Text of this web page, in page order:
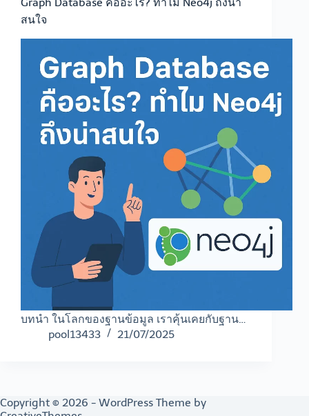
สนใจ
บทนำ ในโลกของฐานข้อมูล เราคุ้นเคยกับฐาน…
pool13433
21/07/2025
Copyright © 2026 - WordPress Theme by